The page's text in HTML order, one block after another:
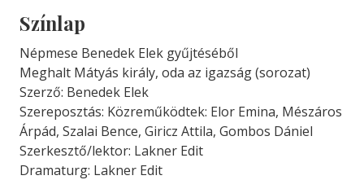
Színlap
Népmese Benedek Elek gyűjtéséből
Meghalt Mátyás király, oda az igazság (sorozat)
Szerző: Benedek Elek
Szereposztás: Közreműködtek: Elor Emina, Mészáros
Árpád, Szalai Bence, Giricz Attila, Gombos Dániel
Szerkesztő/lektor: Lakner Edit
Dramaturg: Lakner Edit